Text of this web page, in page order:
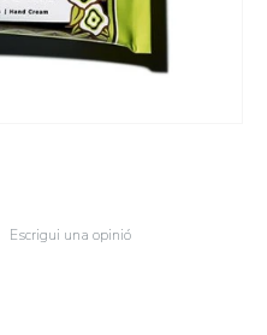
Escrigui una opinió